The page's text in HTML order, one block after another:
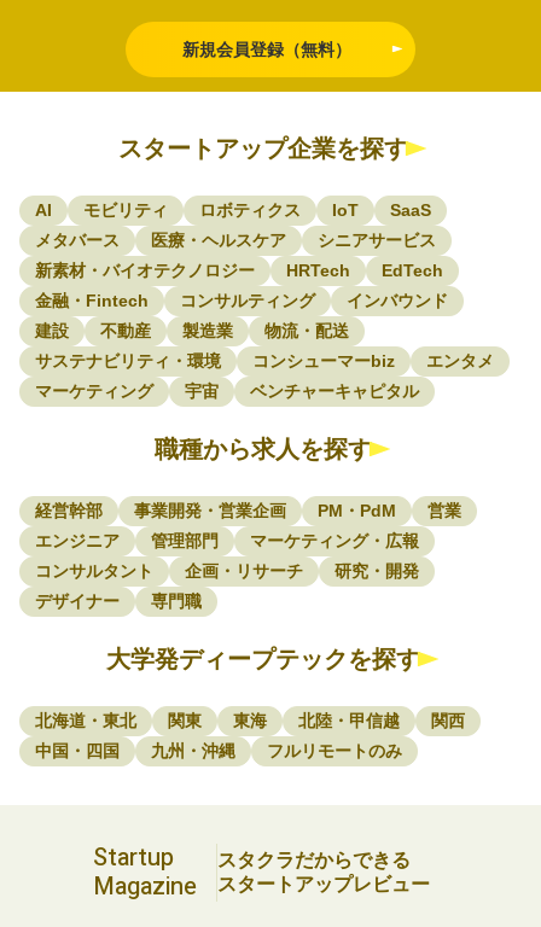
新規会員登録（無料）
スタートアップ企業を探す
AI モビリティ ロボティクス IoT
SaaS
メタバース
医療・ヘルスケア
シニアサービス
新素材・バイオテクノロジー
HRTech
EdTech
金融・Fintech
コンサルティング
インバウンド
建設
不動産 製造業
物流・配送
サステナビリティ・環境
コンシューマーbiz
エンタメ
マーケティング
宇宙 ベンチャーキャピタル
職種から求人を探す
経営幹部 事業開発・営業企画 PM・PdM
営業
エンジニア
管理部門
マーケティング・広報
コンサルタント
企画・リサーチ
研究・開発
デザイナー
専門職
大学発ディープテックを探す
北海道・東北 関東 東海 北陸・甲信越
関西
中国・四国
九州・沖縄 フルリモートのみ
Startup
Magazine
スタクラだからできる
スタートアップレビュー